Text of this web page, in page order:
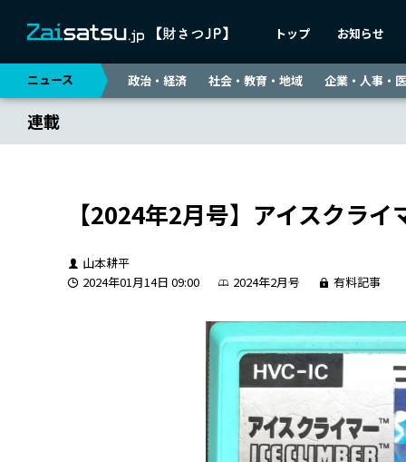
トップ お知らせ
ニュース 政治・経済 社会・教育・地域 企業・人事・
連載
【2024年2月号】アイスクライ
山本耕平
2024年01月14日 09:00
2024年2月号 有料記事